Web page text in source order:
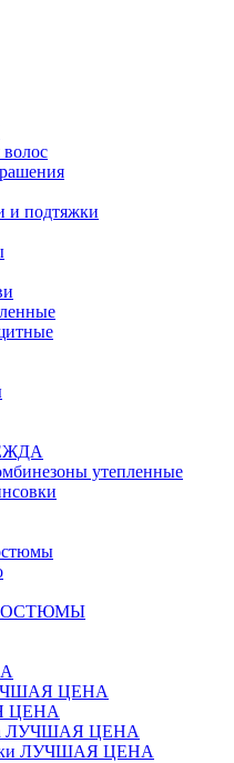
и подтяжки
утепленные
ЦЕНА
ЦЕНА
ЛУЧШАЯ ЦЕНА
ЛУЧШАЯ ЦЕНА